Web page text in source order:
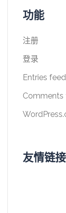
功能
注册
登录
Entries feed
Comments
友情链接